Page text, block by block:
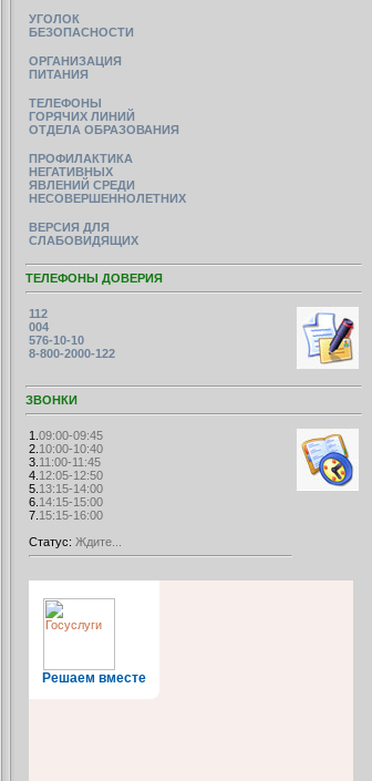
УГОЛОК
БЕЗОПАСНОСТИ
ОРГАНИЗАЦИЯ
ПИТАНИЯ
ТЕЛЕФОНЫ
ГОРЯЧИХ ЛИНИЙ
ОТДЕЛА ОБРАЗОВАНИЯ
ПРОФИЛАКТИКА
НЕГАТИВНЫХ
ЯВЛЕНИЙ СРЕДИ
НЕСОВЕРШЕННОЛЕТНИХ
ВЕРСИЯ ДЛЯ
СЛАБОВИДЯЩИХ
ТЕЛЕФОНЫ ДОВЕРИЯ
112
004
576-10-10
8-800-2000-122
ЗВОНКИ
1. 09:00-09:45
2. 10:00-10:40
3. 11:00-11:45
4. 12:05-12:50
5. 13:15-14:00
6. 14:15-15:00
7. 15:15-16:00
Статус: Ждите...
Решаем вместе